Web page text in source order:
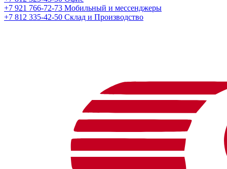
+7 921 766-72-73 Мобильный и мессенджеры
+7 812 335-42-50 Склад и Производство